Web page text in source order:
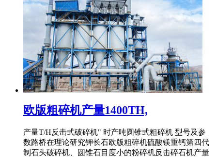
欧版粗碎机产量1400TH,
产量T/H反击式破碎机" 时产吨圆锥式粗碎机 型号及参
数路桥在理论研究钾长石欧版粗碎机硫酸镁重钙第四代
制石头破碎机、圆锥石目度小的粉碎机反击碎石机产量